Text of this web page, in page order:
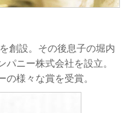
創設。その後息子の堀内
ニー株式会社を設立。
の様々な賞を受賞。